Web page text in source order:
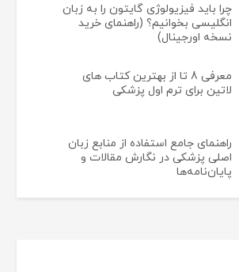
چرا باید فیزیولوژی گایتون را به زبان
انگلیسی بخوانیم؟ (راهنمای خرید
نسخه اورجینال)
معرفی 8 تا از بهترین کتاب های
لاتین برای ترم اول پزشکی
راهنمای جامع استفاده از منابع زبان
اصلی پزشکی در نگارش مقالات و
پایان‌نامه‌ها